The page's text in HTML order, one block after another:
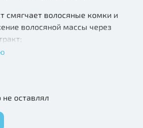
смягчает волосяные комки и
волосяной массы через
пищеварение;
выраженным
кошкам, котятам, хорькам
комков из желудочно-
оставлял